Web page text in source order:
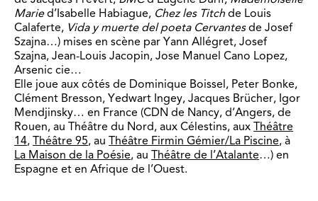
Maried’Isabelle Habiague, Chez les Titch de Louis
Calaferte, Vida y muerte del poeta Cervantesde Josef
Szajna…) mises en scène par Yann Allégret, Josef
Szajna, Jean-Louis Jacopin, Jose Manuel Cano Lopez,
Arsenic cie…
Elle joue aux côtés de Dominique Boissel, Peter Bonke,
Clément Bresson, Yedwart Ingey, Jacques Brücher, Igor
Mendjinsky… en France (CDN de Nancy, d’Angers, de
Rouen, au Théâtre du Nord, aux Célestins, aux Théâtre
14, Théâtre 95, au Théâtre Firmin Gémier/La Piscine, à
La Maison de la Poésie, au Théâtre de l’Atalante…) en
Espagne et en Afrique de l’Ouest.